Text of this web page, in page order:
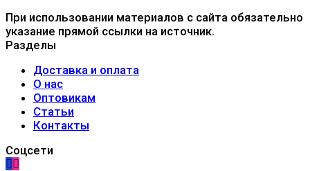
При использовании материалов с сайта обязательно
указание прямой ссылки на источник.
Разделы
Доставка и оплата
О нас
Оптовикам
Статьи
Контакты
Соцсети